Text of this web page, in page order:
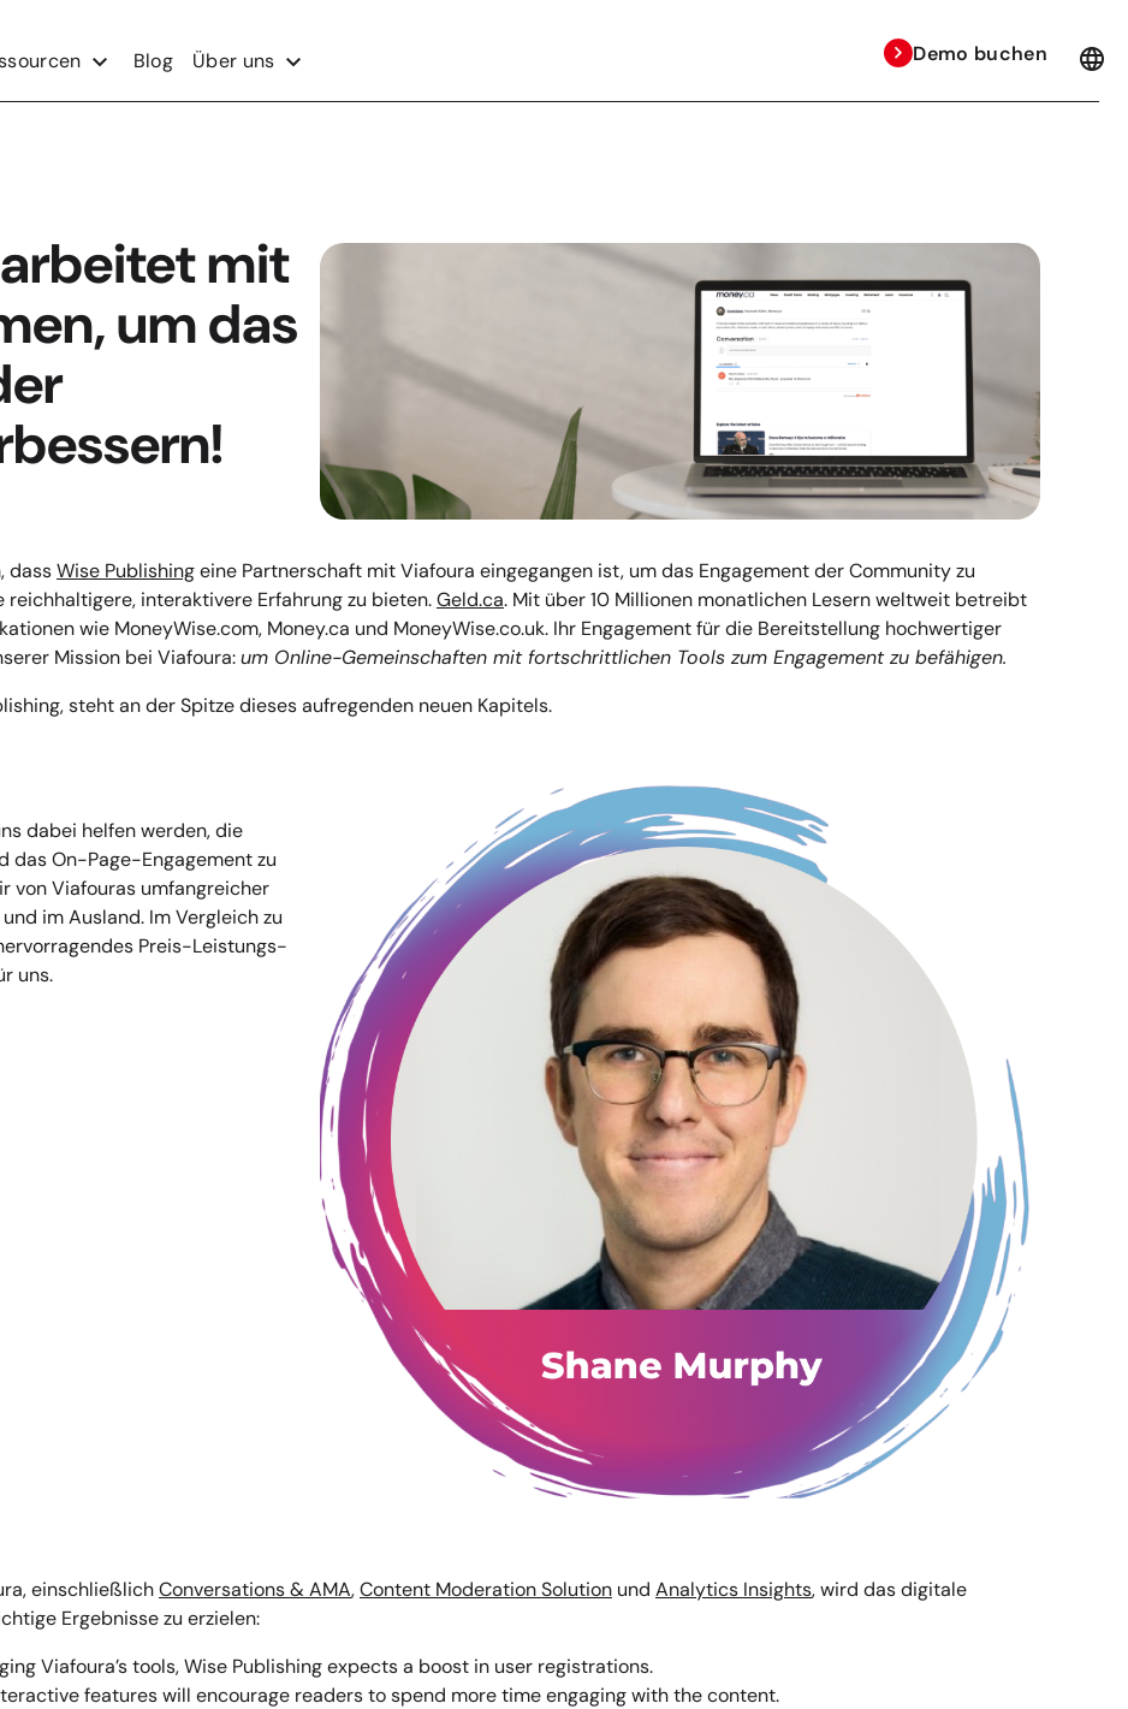
Blog Über uns Demo buchen
mit
um das
dassWise Publishingeine Partnerschaft mit Viafoura eingegangen ist, um das Engagement der Community zu
reichhaltigere, interaktivere Erfahrung zu bieten.Geld.ca. Mit über 10 Millionen monatlichen Lesern weltweit betreibt
wie MoneyWise.com, Money.ca und MoneyWise.co.uk. Ihr Engagement für die Bereitstellung hochwertiger
Mission bei Viafoura:um Online-Gemeinschaften mit fortschrittlichen Tools zum Engagement zu befähigen.
steht an der Spitze dieses aufregenden neuen Kapitels.
dabei helfen werden, die
das On-Page-Engagement zu
von Viafouras umfangreicher
im Ausland. Im Vergleich zu
Preis-Leistungs-
uns.
einschließlichConversations & AMA,Content Moderation Solution und Analytics Insights, wird das digitale
Ergebnisse zu erzielen:
Viafoura’s tools, Wise Publishing expects a boost in user registrations.
features will encourage readers to spend more time engaging with the content.